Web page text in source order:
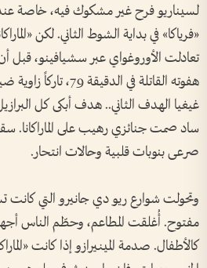
لسيناريو فرح غير مشكوك فيه، خاصة
«فرياكا» في بداية الشوط الثاني. لكن
تعادلت الأوروغواي عبر سشيافينو، قبل
هفوته القاتلة في
غيغيا الهدف الثاني.. هدف أبكى كل
ساد صمت جنائزي رهيب على الماراكانا.
صرعى بنوبات قلبية وحالات انتحار.
وتحولت شوارع ريو دي جانيرو التي كانت
مفتوح. أُغلقت المطاعم، وحطّم الناس أجهزة
كالأطفال. صدمة المينيرازو إذا كانت